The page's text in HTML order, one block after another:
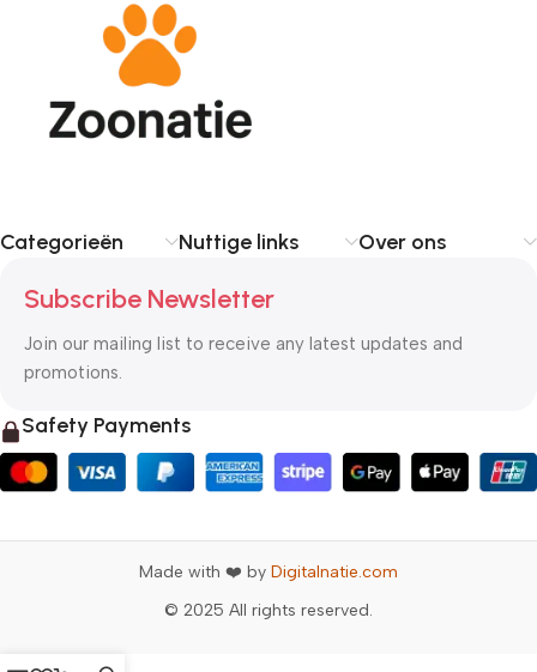
Categorieën Nuttige links Over ons
Subscribe Newsletter
Join our mailing list to receive any latest updates and
promotions.
Safety Payments
Made with ❤️ by Digitalnatie.com
© 2025 All rights reserved.